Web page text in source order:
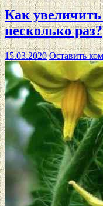
Как
несколько раз?
15.03.2020 Оставить